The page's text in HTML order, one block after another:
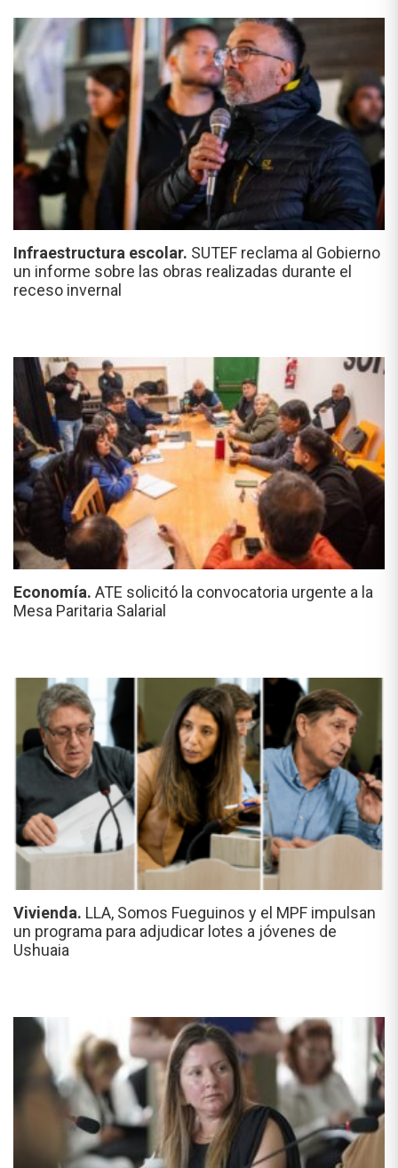
Infraestructura escolar. SUTEF reclama al Gobierno
un informe sobre las obras realizadas durante el
receso invernal
Economía. ATE solicitó la convocatoria urgente a la
Mesa Paritaria Salarial
Vivienda. LLA, Somos Fueguinos y el MPF impulsan
un programa para adjudicar lotes a jóvenes de
Ushuaia